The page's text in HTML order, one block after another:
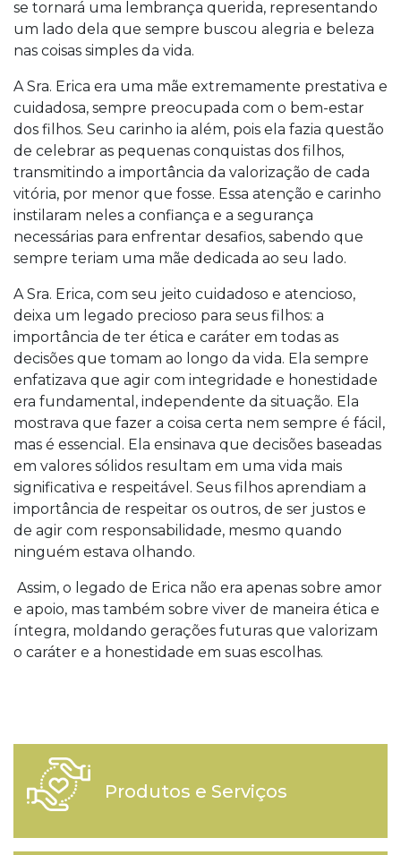
se tornará uma lembrança querida, representando
um lado dela que sempre buscou alegria e beleza
nas coisas simples da vida.
A Sra. Erica era uma mãe extremamente prestativa e
cuidadosa, sempre preocupada com o bem-estar
dos filhos. Seu carinho ia além, pois ela fazia questão
de celebrar as pequenas conquistas dos filhos,
transmitindo a importância da valorização de cada
vitória, por menor que fosse. Essa atenção e carinho
instilaram neles a confiança e a segurança
necessárias para enfrentar desafios, sabendo que
sempre teriam uma mãe dedicada ao seu lado.
A Sra. Erica, com seu jeito cuidadoso e atencioso,
deixa um legado precioso para seus filhos: a
importância de ter ética e caráter em todas as
decisões que tomam ao longo da vida. Ela sempre
enfatizava que agir com integridade e honestidade
era fundamental, independente da situação. Ela
mostrava que fazer a coisa certa nem sempre é fácil,
mas é essencial. Ela ensinava que decisões baseadas
em valores sólidos resultam em uma vida mais
significativa e respeitável. Seus filhos aprendiam a
importância de respeitar os outros, de ser justos e
de agir com responsabilidade, mesmo quando
ninguém estava olhando.
Assim, o legado de Erica não era apenas sobre amor
e apoio, mas também sobre viver de maneira ética e
íntegra, moldando gerações futuras que valorizam
o caráter e a honestidade em suas escolhas.
Produtos e Serviços